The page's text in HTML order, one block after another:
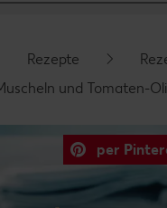
Seitenbereich
Rezepte
und Tomaten-
per